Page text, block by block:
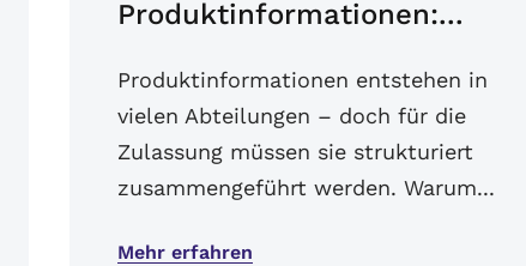
Produktinformationen:...
Produktinformationen entstehen in
vielen Abteilungen – doch für die
Zulassung müssen sie strukturiert
zusammengeführt werden. Warum...
Mehr erfahren